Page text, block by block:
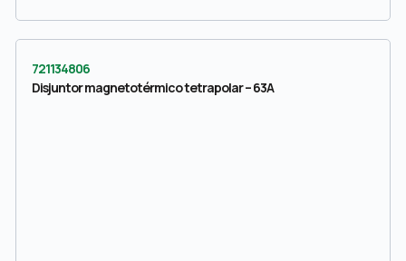
721134806
Disjuntor magnetotérmico tetrapolar – 63A